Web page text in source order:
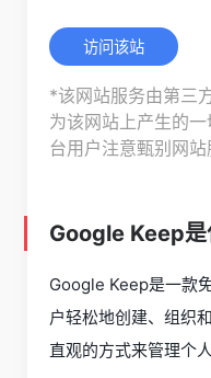
访问该站
*该网站服务由第三
为该网站上产生的
台用户注意甄别网站
Google Keep是
Google Keep是一款
户轻松地创建、组织
直观的方式来管理个